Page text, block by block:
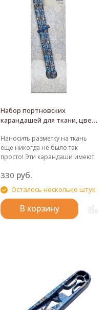
Набор портновских
карандашей для ткани, цвет
смываются водой
Наносить разметку на ткань
еще никогда не было так
просто! Эти карандаши имеют
белый и серый грифели,
которые идеально подходят
для работы как со светлыми,
так и с темными тканями.
Разметка легко и быстро
удаляется с помощью щетки
или влажной ткани, не требуя
330 руб.
Осталось несколько штук
В корзину